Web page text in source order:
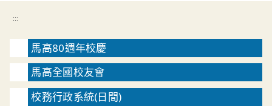
:::
馬高80週年校慶
馬高全國校友會
校務行政系統(日間)